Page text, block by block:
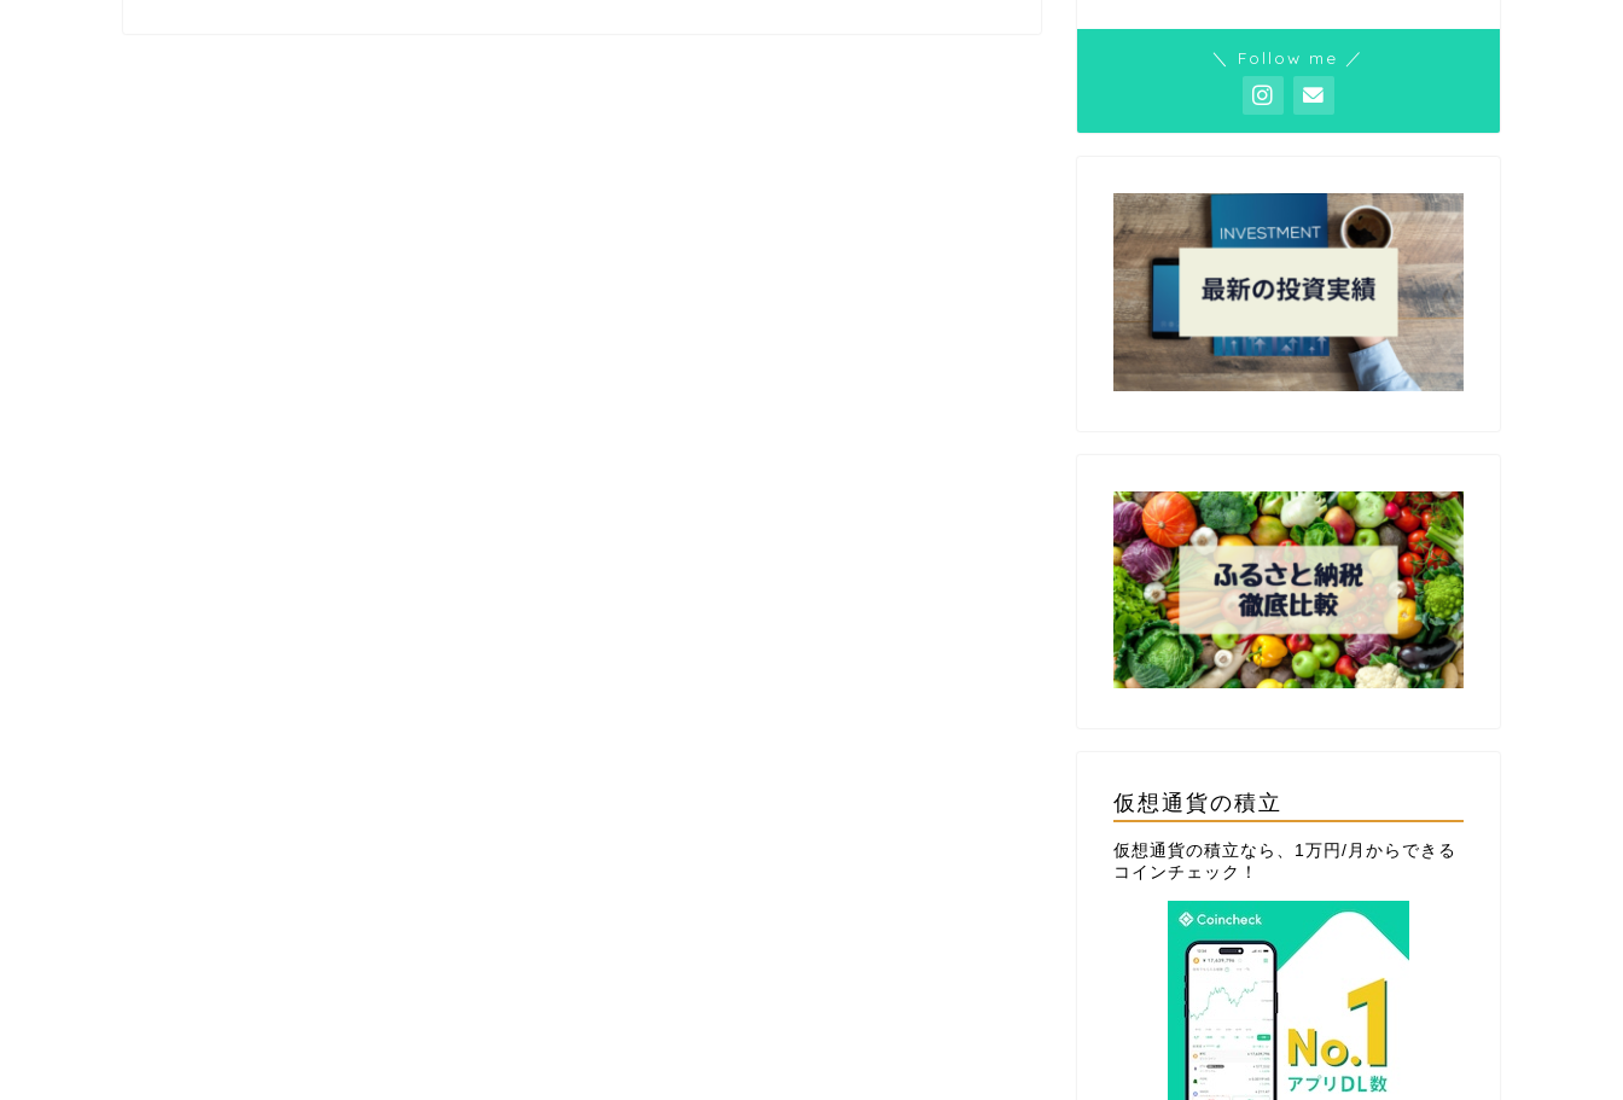
＼ Follow me ／
仮想通貨の積立
仮想通貨の積立なら、1万円/月からできる
コインチェック ！